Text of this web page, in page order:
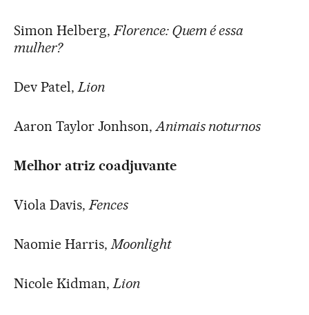
Simon Helberg,Florence: Quem é essa
mulher?
Dev Patel,Lion
Aaron Taylor Jonhson,Animais noturnos
Melhor atriz coadjuvante
Viola Davis,Fences
Naomie Harris,Moonlight
Nicole Kidman,Lion